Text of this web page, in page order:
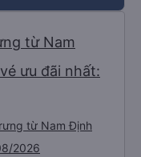
từ Nam
ưu đãi nhất:
từ Nam Định
2026